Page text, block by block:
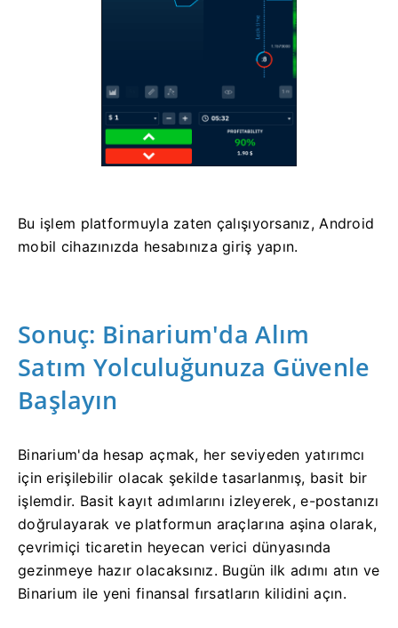
Bu işlem platformuyla zaten çalışıyorsanız, Android
mobil cihazınızda hesabınıza giriş yapın.
Sonuç: Binarium'da Alım
Satım Yolculuğunuza Güvenle
Başlayın
Binarium'da hesap açmak, her seviyeden yatırımcı
için erişilebilir olacak şekilde tasarlanmış, basit bir
işlemdir. Basit kayıt adımlarını izleyerek, e-postanızı
doğrulayarak ve platformun araçlarına aşina olarak,
çevrimiçi ticaretin heyecan verici dünyasında
gezinmeye hazır olacaksınız. Bugün ilk adımı atın ve
Binarium ile yeni finansal fırsatların kilidini açın.